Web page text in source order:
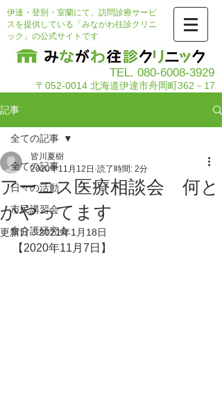
伊達・登別・室蘭にて、訪問診療サービ
スを提供している「みながわ往診クリニ
ック」の公式サイトです
TEL. 080-6008-3929
〒052-0014 北海道伊達市舟岡町362－17
記事
全ての記事
日々の活動
市民講習会
食介護研究会
全ての記事
アーニス医療相談会 何と
かやってます
皆川夏樹
2020年11月12日 読了時間: 2分
更新日：2021年1月18日
【2020年11月7日】